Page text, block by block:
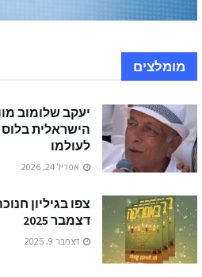
מומלצים
יעקב שלומוב
הישראלית
לעולמו
אפריל 24, 2026
דצמבר 2025
דצמבר 9, 2025